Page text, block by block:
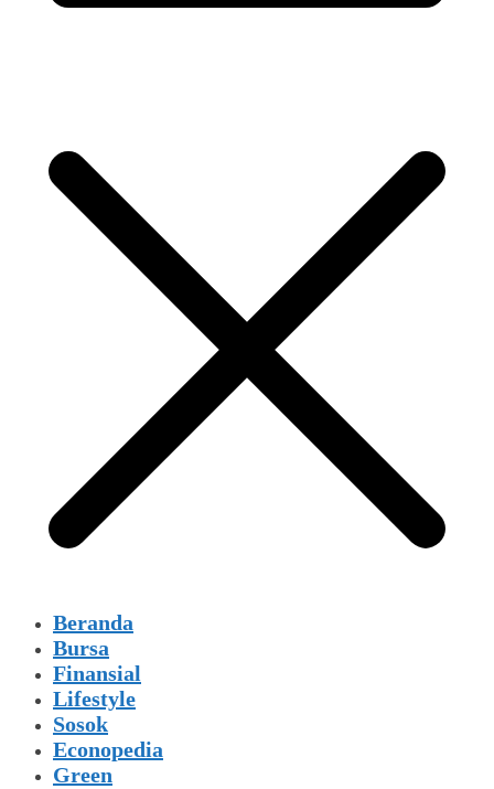
Beranda
Bursa
Finansial
Lifestyle
Sosok
Econopedia
Green